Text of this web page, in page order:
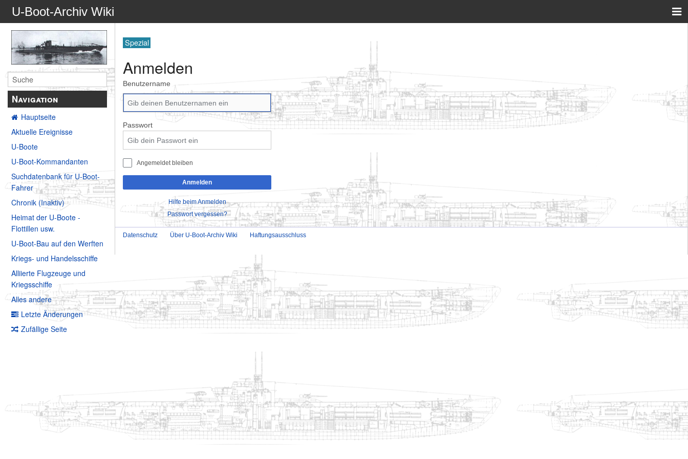
U-Boot-Archiv Wiki
Navigation
Hauptseite
Aktuelle Ereignisse
U-Boote
U-Boot-Kommandanten
Suchdatenbank für U-Boot-
Fahrer
Chronik (Inaktiv)
Heimat der U-Boote -
Flottillen usw.
U-Boot-Bau auf den Werften
Kriegs- und Handelsschiffe
Alliierte Flugzeuge und
Kriegsschiffe
Alles andere
Letzte Änderungen
Zufällige Seite
Spezial
Anmelden
Benutzername
Passwort
Angemeldet bleiben
Anmelden
Hilfe beim Anmelden
Passwort vergessen?
Datenschutz Über U-Boot-Archiv Wiki Haftungsausschluss